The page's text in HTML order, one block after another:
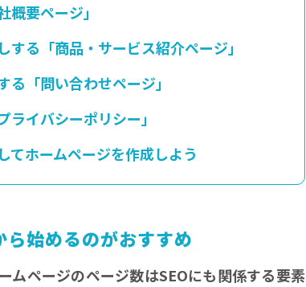
概要ページ」
する「商品・サービス紹介ページ」
る「問い合わせページ」
ライバシーポリシー」
てホームページを作成しよう
始めるのがおすすめ
ムページのページ数はSEOにも関係する要素